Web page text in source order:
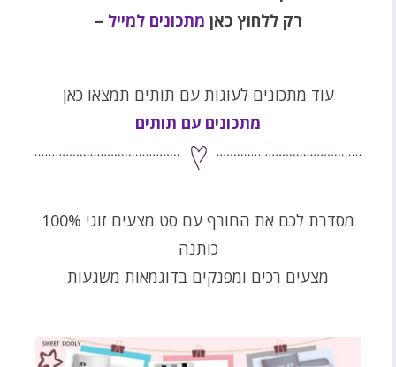
רק ללחוץ כאן
– מתכונים למייל
עוד מתכונים לעוגות עם תותים תמצאו כאן
מתכונים עם תותים
מסדרת לכם את החורף עם סט מצעים זוגי 100%
כותנה
מצעים רכים ומפנקים בדוגמאות משגעות